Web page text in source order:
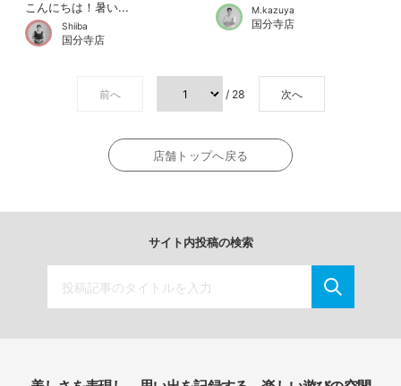
こんにちは！暑い...
Shiiba
国分寺店
M.kazuya
国分寺店
前へ / 28 次へ
店舗トップへ戻る
サイト内投稿の検索